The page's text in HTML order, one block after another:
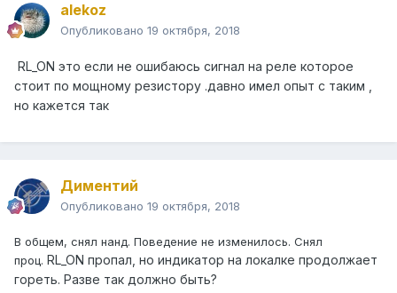
alekoz
Опубликовано 19 октября, 2018
RL_ON это если не ошибаюсь сигнал на реле которое
стоит по мощному резистору .давно имел опыт с таким ,
но кажется так
Диментий
Опубликовано 19 октября, 2018
В общем, снял нанд. Поведение не изменилось. Снял
проц. RL_ON пропал, но индикатор на локалке продолжает
гореть. Разве так должно быть?